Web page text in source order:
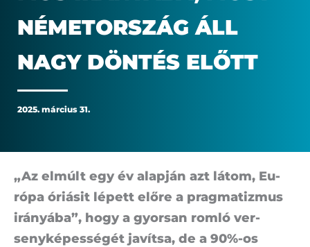
előtt
NÉ­MET­OR­SZÁG ÁLL
NAGY DÖN­TÉS ELŐTT
2025. március 31.
„Az el­múlt egy év alap­ján azt lá­tom, Eu­
ró­pa óri­á­sit lé­pett elő­re a prag­ma­tiz­mus
irá­nyá­ba”, hogy a gyor­san rom­ló ver­
seny­ké­pes­sé­gét ja­vít­sa, de a 90%-os